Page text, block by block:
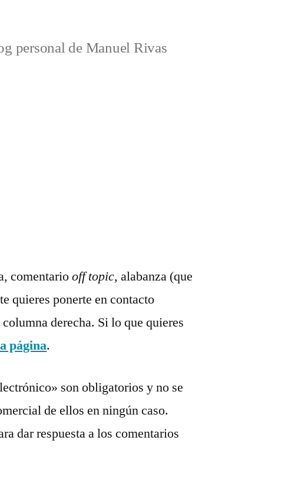
personal de Manuel Rivas
comentariooff topic, alabanza (que
quieres ponerte en contacto
derecha. Si lo que quieres
página.
son obligatorios y no se
de ellos en ningún caso.
dar respuesta a los comentarios